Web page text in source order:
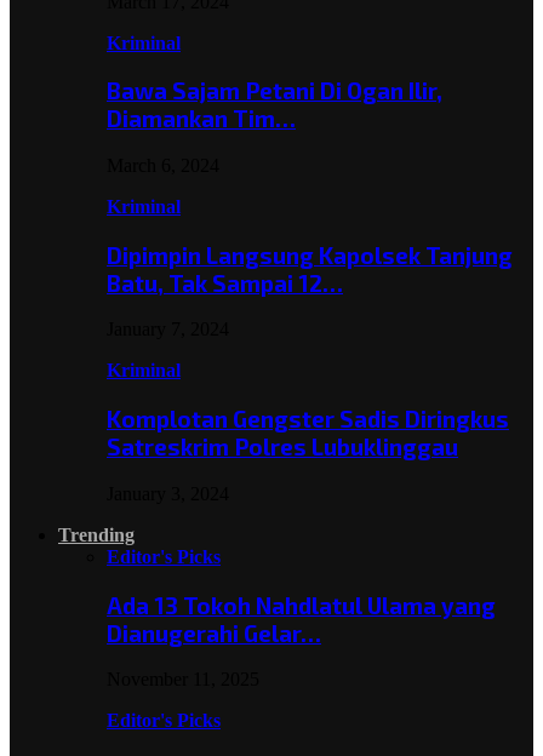
Kriminal
Bawa Sajam Petani Di Ogan Ilir,
Diamankan Tim…
Kriminal
Dipimpin Langsung Kapolsek Tanjung
Batu, Tak Sampai 12…
Kriminal
Komplotan Gengster Sadis Diringkus
Satreskrim Polres Lubuklinggau
Trending
Editor's Picks
Ada 13 Tokoh Nahdlatul Ulama yang
Dianugerahi Gelar…
Editor's Picks